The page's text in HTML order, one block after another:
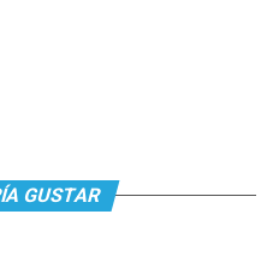
GUSTAR